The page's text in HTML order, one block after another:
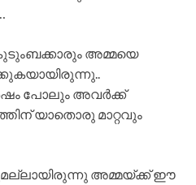
അമ്മയെ
പോലും അവർക്ക്
യാതൊരു മാറ്റവും
അമ്മയ്ക്ക് ഈ